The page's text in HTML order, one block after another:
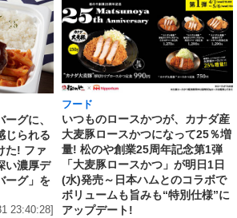
グに、
じられる
た! ファ
い濃厚デ
ーグ」を
23:40:28]
フード
いつものロースかつが、カナダ産
大麦豚ロースかつになって25％増
量! 松のや創業25周年記念第1弾
「大麦豚ロースかつ」が明日1日
(水)発売～日本ハムとのコラボで
ボリュームも旨みも“特別仕様”に
アップデート!